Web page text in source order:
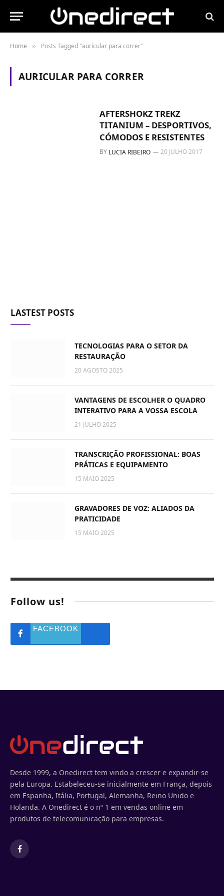
Home » Posts Tagged "auricular para correr"
AURICULAR PARA CORRER
AFTERSHOKZ TREKZ
TITANIUM – DESPORTIVOS,
CÓMODOS E RESISTENTES
BY LUCIA RIBEIRO 20 JULHO 2017
LASTEST POSTS
TECNOLOGIAS PARA O SETOR DA
RESTAURAÇÃO
20 AGOSTO 2025
VANTAGENS DE ESCOLHER O QUADRO
INTERATIVO PARA A VOSSA ESCOLA
21 JULHO 2025
TRANSCRIÇÃO PROFISSIONAL: BOAS
PRÁTICAS E EQUIPAMENTO
15 MAIO 2025
GRAVADORES DE VOZ: ALIADOS DA
PRATICIDADE
15 MAIO 2025
Follow us!
FACEBOOK
Desde 1999, a Onedirect tem vindo a crescer e expandir-se
pela Europa. Estabeleceu-se inicialmente em França, depois
em Espanha, Itália, Portugal, Alemanha, Reino Unido e
Holanda. A Onedirect é o nº 1 em vendas online em
produtos de telecomunicação para empresas.
Facebook